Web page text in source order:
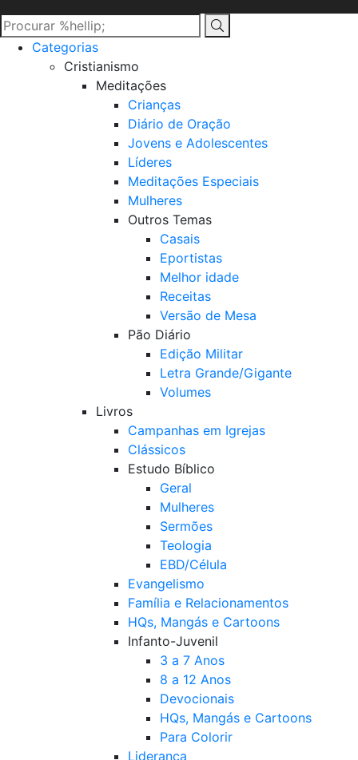
Categorias
Cristianismo
Meditações
Crianças
Diário de Oração
Jovens e Adolescentes
Líderes
Meditações Especiais
Mulheres
Outros Temas
Casais
Eportistas
Melhor idade
Receitas
Versão de Mesa
Pão Diário
Edição Militar
Letra Grande/Gigante
Volumes
Livros
Campanhas em Igrejas
Clássicos
Estudo Bíblico
Geral
Mulheres
Sermões
Teologia
EBD/Célula
Evangelismo
Família e Relacionamentos
HQs, Mangás e Cartoons
Infanto-Juvenil
3 a 7 Anos
8 a 12 Anos
Devocionais
HQs, Mangás e Cartoons
Para Colorir
Liderança